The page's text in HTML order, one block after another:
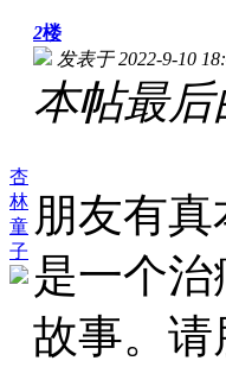
杏
林
童
子
2楼
发表于 2022-9-10
本帖最后
朋友有
是一个
故事。